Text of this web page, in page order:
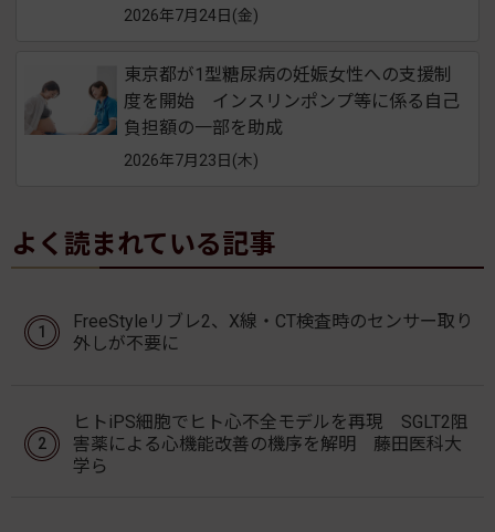
2026年7月24日(金)
東京都が1型糖尿病の妊娠女性への支援制
度を開始 インスリンポンプ等に係る自己
負担額の一部を助成
2026年7月23日(木)
よく読まれている記事
FreeStyleリブレ2、X線・CT検査時のセンサー取り
外しが不要に
ヒトiPS細胞でヒト心不全モデルを再現 SGLT2阻
害薬による心機能改善の機序を解明 藤田医科大
学ら